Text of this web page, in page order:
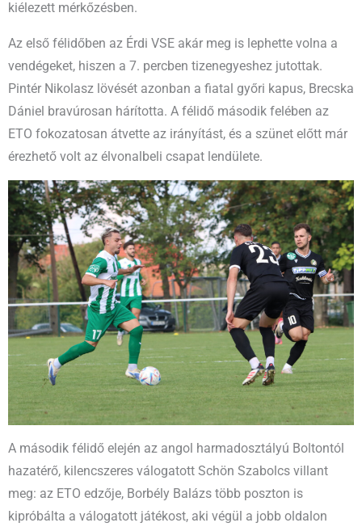
kiélezett mérkőzésben.
Az első félidőben az Érdi VSE akár meg is lephette volna a
vendégeket, hiszen a 7. percben tizenegyeshez jutottak.
Pintér Nikolasz lövését azonban a fiatal győri kapus, Brecska
Dániel bravúrosan hárította. A félidő második felében az
ETO fokozatosan átvette az irányítást, és a szünet előtt már
érezhető volt az élvonalbeli csapat lendülete.
A második félidő elején az angol harmadosztályú Boltontól
hazatérő, kilencszeres válogatott Schön Szabolcs villant
meg: az ETO edzője, Borbély Balázs több poszton is
kipróbálta a válogatott játékost, aki végül a jobb oldalon